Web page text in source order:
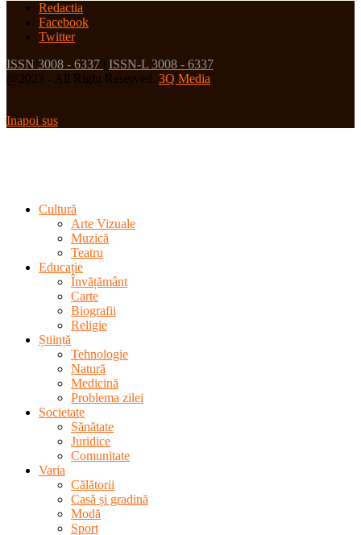
Redactia
Facebook
Twitter
ISSN 3008 - 6337 | ISSN-L 3008 - 6337
@2023 - All Right Reserved. 3Q Media
Inapoi sus
Cultură
Arte Vizuale
Muzică
Teatru
Educație
Învățământ
Carte
Biografii
Religie
Știință
Tehnologie
Natură
Medicină
Problema zilei
Societate
Sănătate
Juridice
Comunitate
Varia
Călătorii
Casă și gradină
Modă
Sport